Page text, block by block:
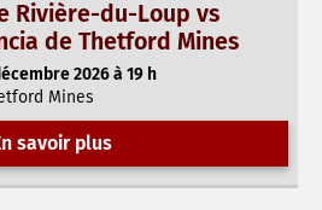
Rivière-du-Loup vs
de Thetford Mines
2026 à 19 h
Mines
savoir plus